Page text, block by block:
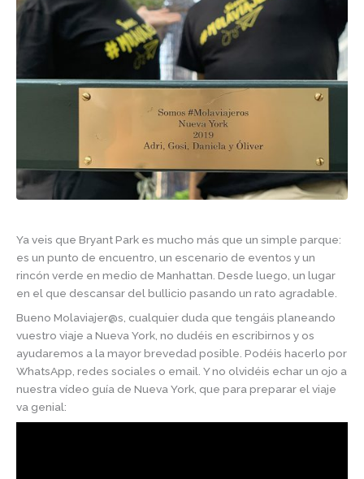
Ya veis que Bryant Park es mucho más que un simple parque:
es un punto de encuentro, un escenario de eventos y un
rincón verde en medio de Manhattan. Desde luego, un lugar
en el que descansar del bullicio pasando un rato agradable.
Bueno Molaviajer@s, cualquier duda que tengáis planeando
vuestro viaje a Nueva York, no dudéis en escribirnos y os
ayudaremos a la mayor brevedad posible. Podéis hacerlo por
WhatsApp, redes sociales o email. Y no olvidéis echar un ojo a
nuestra vídeo guía de Nueva York, que para preparar el viaje
va genial: